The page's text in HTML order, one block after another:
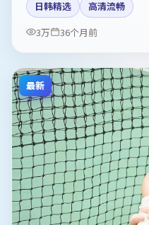
映日期以片方资料为准。
日韩精选
高清流畅
3万
36个月前
最新